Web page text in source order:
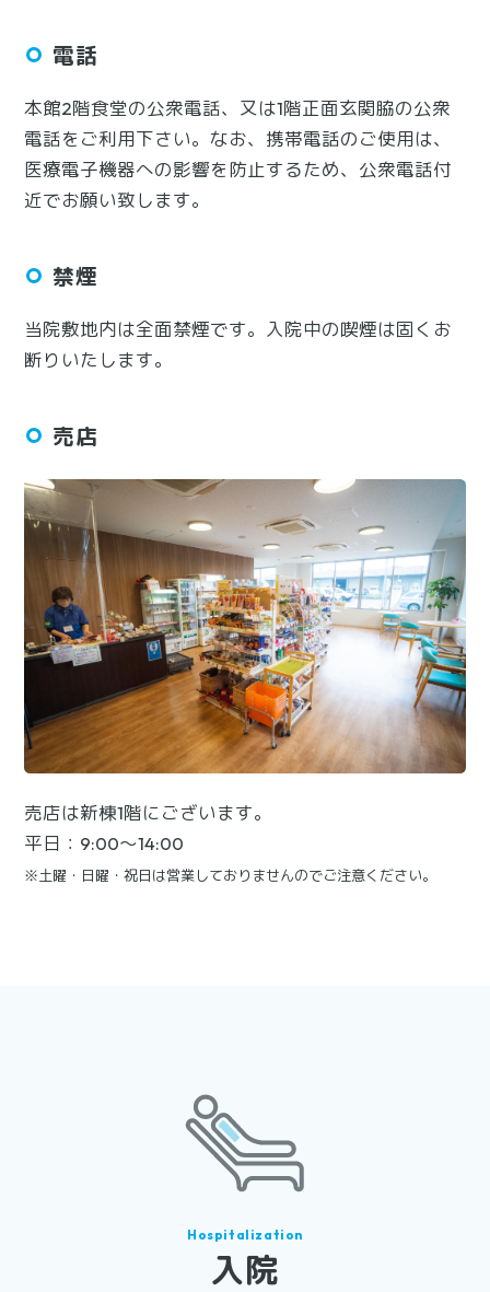
電話
本館2階食堂の公衆電話、又は1階正面玄関脇の公衆
電話をご利用下さい。なお、携帯電話のご使用は、
医療電子機器への影響を防止するため、公衆電話付
近でお願い致します。
禁煙
当院敷地内は全面禁煙です。入院中の喫煙は固くお
断りいたします。
売店
売店は新棟1階にございます。
平日：9:00～14:00
※土曜・日曜・祝日は営業しておりませんのでご注意ください。
入院